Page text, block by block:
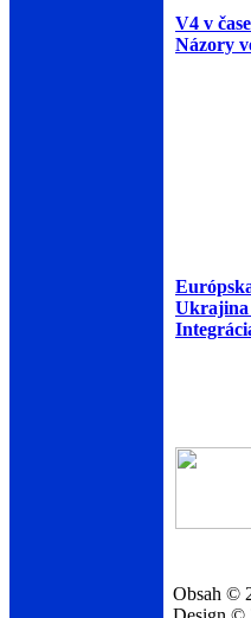
V4 v
Názory
Ukrajina
Obsah ©